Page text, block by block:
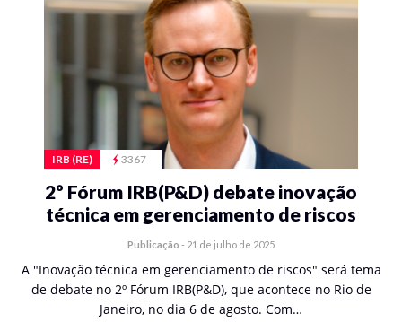
IRB (RE) 3367
2º Fórum IRB(P&D) debate inovação
técnica em gerenciamento de riscos
Publicação - 21 de julho de 2025
A "Inovação técnica em gerenciamento de riscos" será tema
de debate no 2º Fórum IRB(P&D), que acontece no Rio de
Janeiro, no dia 6 de agosto. Com…